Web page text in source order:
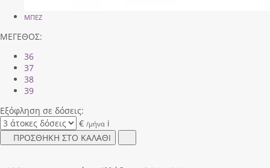
ΜΠΕΖ
ΜΕΓΕΘΟΣ:
36
37
38
39
Εξόφληση σε δόσεις:
€ /μήνα i
ΠΡΟΣΘΗΚΗ ΣΤΟ ΚΑΛΑΘΙ